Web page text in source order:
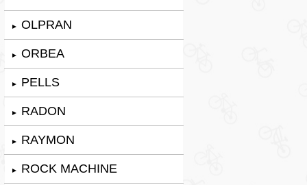
► OLPRAN
► ORBEA
► PELLS
► RADON
► RAYMON
► ROCK MACHINE